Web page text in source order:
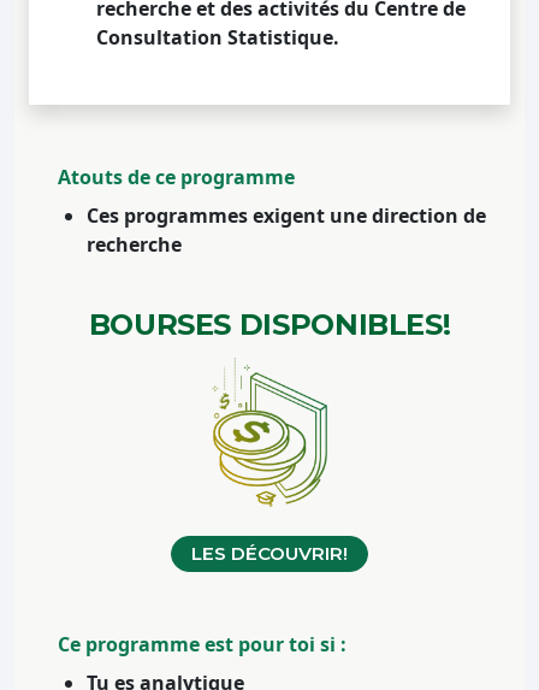
recherche et des activités du Centre de
Consultation Statistique.
Atouts de ce programme
Ces programmes exigent une direction de
recherche
BOURSES DISPONIBLES!
LES DÉCOUVRIR!
Ce programme est pour toi si :
Tu es analytique